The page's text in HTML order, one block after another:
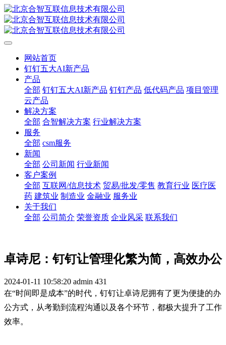
网站首页
钉钉五大AI新产品
产品
全部 钉钉五大AI新产品 钉钉产品 低代码产品 项目管理
云产品
解决方案
全部 合智解决方案 行业解决方案
服务
全部 csm服务
新闻
全部 公司新闻 行业新闻
客户案例
全部 互联网/信息技术 贸易/批发/零售 教育行业 医疗医
药 建筑业 制造业 金融业 服务业
关于我们
全部 公司简介 荣誉资质 企业风采 联系我们
卓诗尼：钉钉让管理化繁为简，高效办公
2024-01-11 10:58:20 admin 431
在“时间即是成本”的时代，钉钉让卓诗尼拥有了更为便捷的办
公方式，从考勤到流程沟通以及各个环节，都极大提升了工作
效率。